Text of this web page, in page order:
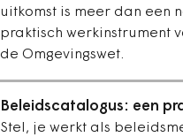
uitkomst is meer dan een
praktisch werkinstrument
de Omgevingswet.
Beleidscatalogus: een
Stel, je werkt als